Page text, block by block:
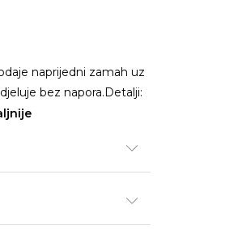
naprijedni zamah uz
bez napora.Detalji: